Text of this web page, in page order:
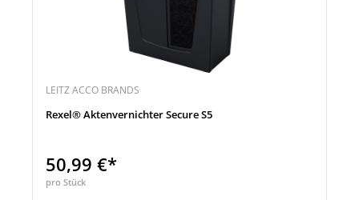
LEITZ ACCO BRANDS
Rexel® Aktenvernichter Secure S5
50,99 €*
pro Stück